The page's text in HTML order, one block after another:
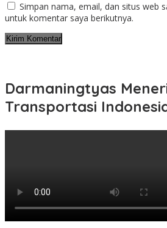
Simpan nama, email, dan situs web
untuk komentar saya berikutnya.
Darmaningtyas
Transportasi